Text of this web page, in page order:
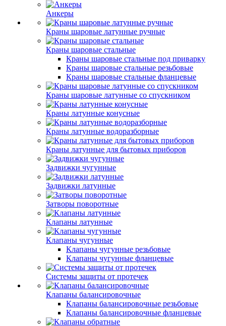
Анкеры
Краны шаровые латунные ручные
Краны шаровые стальные
Краны шаровые стальные под приварку
Краны шаровые стальные резьбовые
Краны шаровые стальные фланцевые
Краны шаровые латунные со спускником
Краны латунные конусные
Краны латунные водоразборные
Краны латунные для бытовых приборов
Задвижки чугунные
Задвижки латунные
Затворы поворотные
Клапаны латунные
Клапаны чугунные
Клапаны чугунные резьбовые
Клапаны чугунные фланцевые
Системы защиты от протечек
Клапаны балансировочные
Клапаны балансировочные резьбовые
Клапаны балансировочные фланцевые